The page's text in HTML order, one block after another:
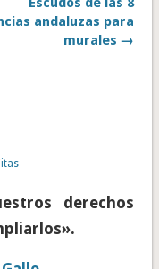
andaluzas para
murales →
derechos